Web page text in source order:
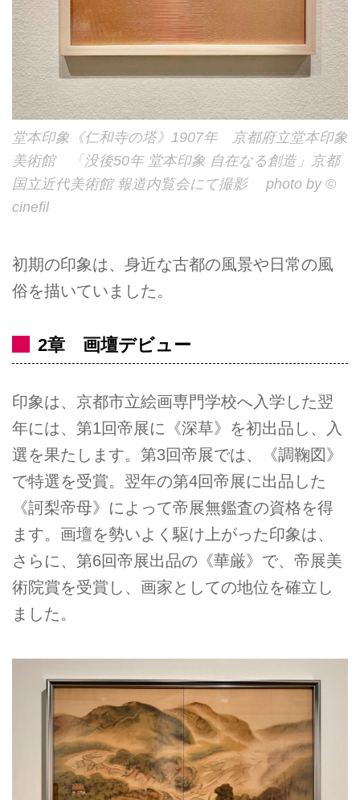
堂本印象《仁和寺の塔》1907年 京都府立堂本印象
美術館 「没後50年 堂本印象 自在なる創造」京都
国立近代美術館 報道内覧会にて撮影 photo by ©
cinefil
初期の印象は、身近な古都の風景や日常の風
俗を描いていました。
2章 画壇デビュー
印象は、京都市立絵画専門学校へ入学した翌
年には、第1回帝展に《深草》を初出品し、入
選を果たします。第3回帝展では、《調鞠図》
で特選を受賞。翌年の第4回帝展に出品した
《訶梨帝母》によって帝展無鑑査の資格を得
ます。画壇を勢いよく駆け上がった印象は、
さらに、第6回帝展出品の《華厳》で、帝展美
術院賞を受賞し、画家としての地位を確立し
ました。